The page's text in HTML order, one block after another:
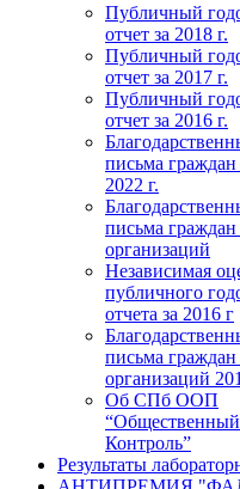
Публичный
отчет за 2018 г.
Публичный
отчет за 2017 г.
Публичный
отчет за 2016 г.
письма граждан
2022 г.
письма граждан
организаций
Независимая
публичного
отчета за 2016 г
письма граждан
организаций
Об СПб ООП
“Общественный
Контроль”
Результаты